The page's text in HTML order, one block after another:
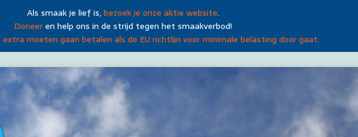
Als smaak je lief is,bezoek je onze aktie website.
Doneeren help ons in de strijd tegen het smaakverbod!
extra moeten gaan betalen als de EU richtlijn voor minimale belasting door gaat.